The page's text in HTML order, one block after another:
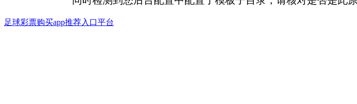
足球彩票购买app推荐入口平台